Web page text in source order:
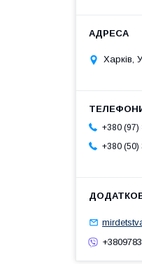
Харків,
+380 (97)
+380 (50)